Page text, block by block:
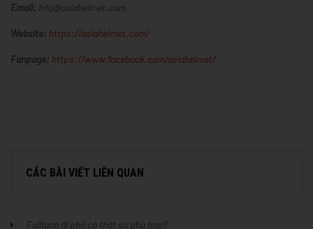
Email: info@asiahelmet.com
Website: https://asiahelmet.com/
Fanpage: https://www.facebook.com/asiahelmet/
CÁC BÀI VIẾT LIÊN QUAN
Fullface đi phố có thật sự phù hợp?